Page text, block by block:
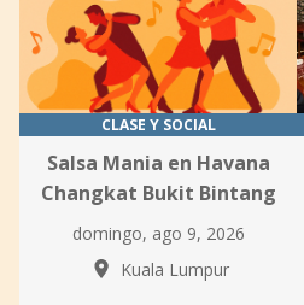
CLASE Y SOCIAL
Salsa Mania en Havana
Changkat Bukit Bintang
domingo, ago 9, 2026
Kuala Lumpur